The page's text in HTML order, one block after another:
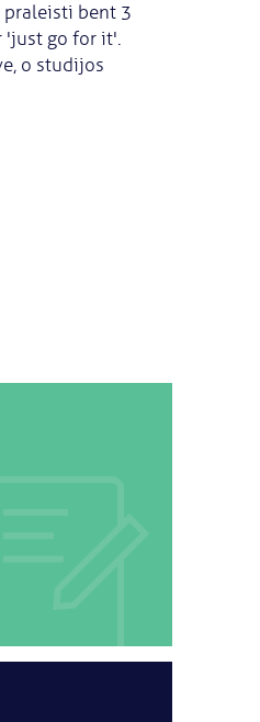
bent 3
'just go for it'.
o studijos